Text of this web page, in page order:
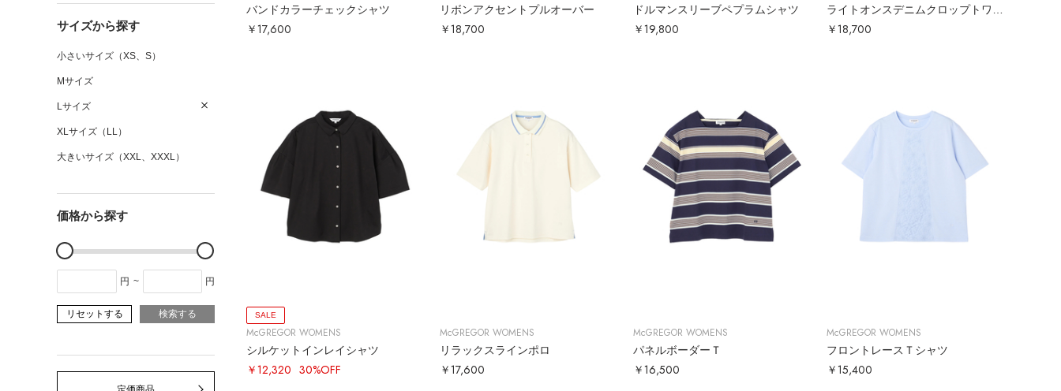
サイズから探す
小さいサイズ（XS、S）
Mサイズ
Lサイズ
XLサイズ（LL）
大きいサイズ（XXL、XXXL）
価格から探す
円 ~ 円
リセットする 検索する
バンドカラーチェックシャツ
￥17,600
リボンアクセントプルオーバー
￥18,700
ドルマンスリーブペプラムシャツ
￥19,800 ￥18,700
SALE
McGREGOR WOMENS
シルケットインレイシャツ
￥12,320 30%OFF
McGREGOR WOMENS
リラックスラインポロ
￥17,600
McGREGOR WOMENS
パネルボーダーＴ
￥16,500
McGREGOR WOMENS
フロントレースＴシャツ
￥15,400